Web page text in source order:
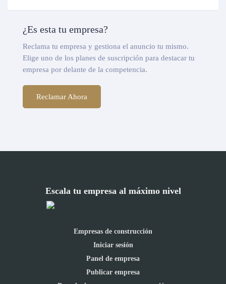
¿Es esta tu empresa?
Reclama tu empresa y gestiona el anuncio tu mismo.
Elige uno de los planes de suscripción para destacar tu
empresa por delante de la competencia.
Reclamar Ahora
Escala tu empresa al máximo nivel
Empresas de construcción
Iniciar sesión
Panel de empresa
Publicar empresa